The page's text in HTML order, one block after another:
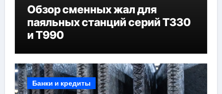
Обзор сменных жал для
паяльных станций серий T330
и T990
Банки и кредиты